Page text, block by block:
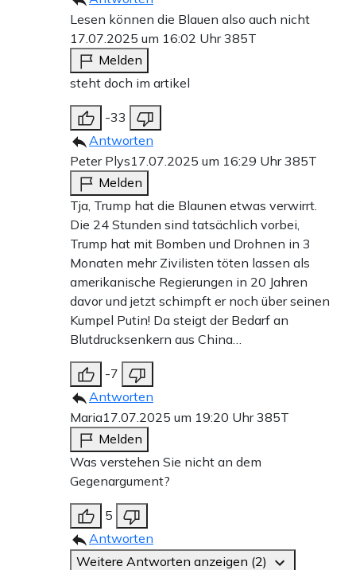
Lesen können die Blauen also auch nicht
17.07.2025 um 16:02 Uhr385T
Melden
steht doch im artikel
-33
Antworten
Peter Plys17.07.2025 um 16:29 Uhr385T
Melden
Tja, Trump hat die Blaunen etwas verwirrt.
Die 24 Stunden sind tatsächlich vorbei,
Trump hat mit Bomben und Drohnen in 3
Monaten mehr Zivilisten töten lassen als
amerikanische Regierungen in 20 Jahren
davor und jetzt schimpft er noch über seinen
Kumpel Putin! Da steigt der Bedarf an
Blutdrucksenkern aus China…
-7
Antworten
Maria17.07.2025 um 19:20 Uhr385T
Melden
Was verstehen Sie nicht an dem
Gegenargument?
5
Antworten
Weitere Antworten anzeigen (2)